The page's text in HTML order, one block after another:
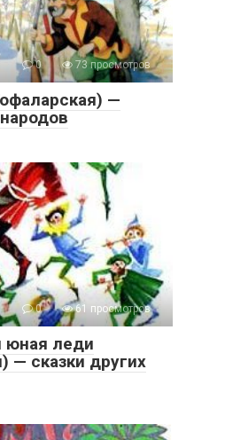
0 73 просмотров
—
0 61 просмотров
леди
— сказки других